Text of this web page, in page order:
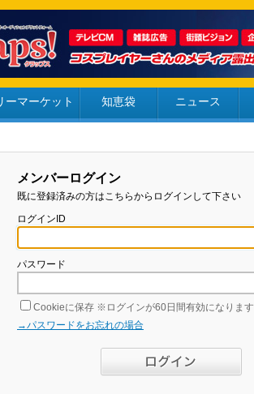
ーマーケット 知恵袋 ニュース
メンバーログイン
既に登録済みの方はこちらからログインして下さい
ログインID
パスワード
Cookieに保存 ※ログインが60日間有効になります
→パスワードをお忘れの場合